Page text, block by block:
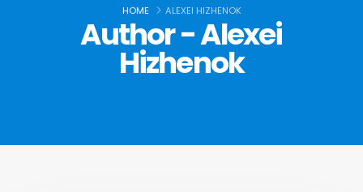
HOME ALEXEI HIZHENOK
Author - Alexei
Hizhenok